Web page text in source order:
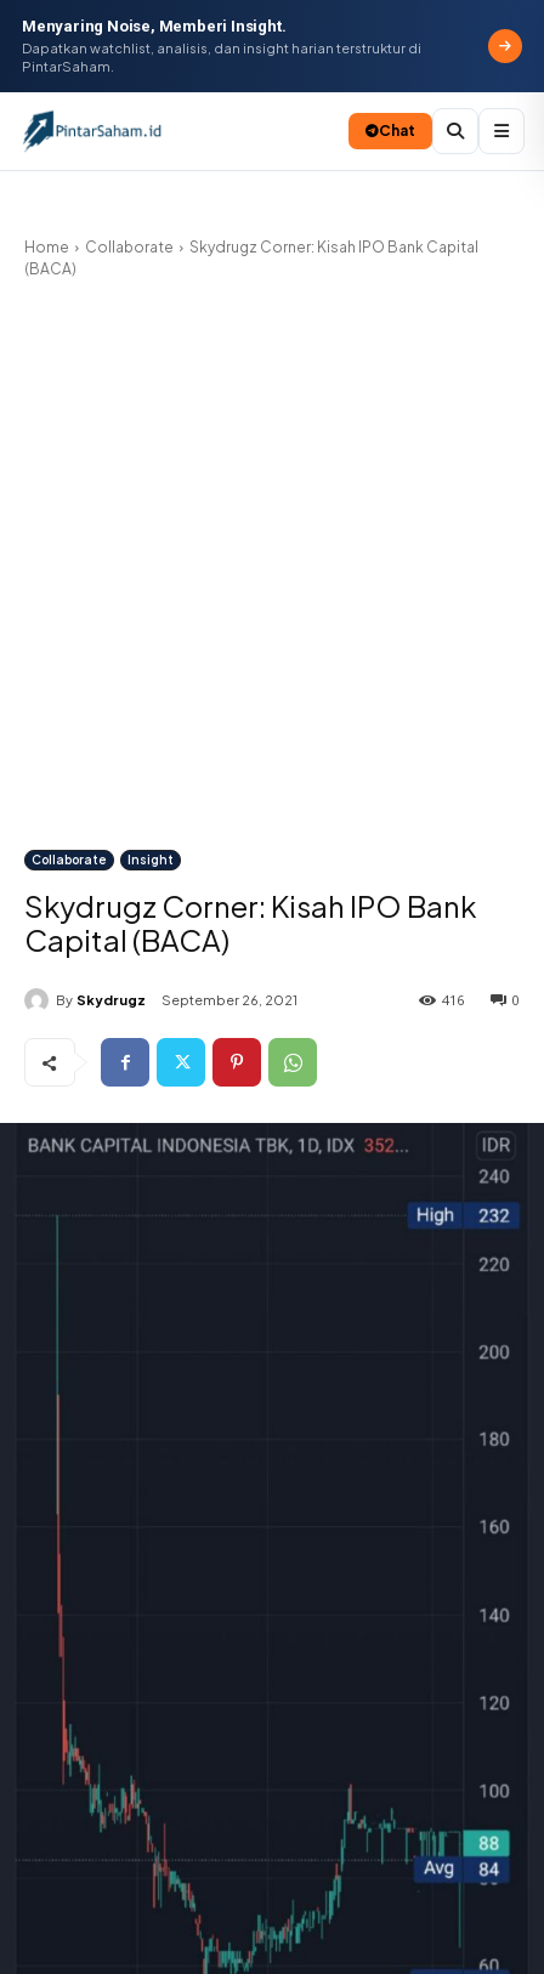
Menyaring Noise, Memberi Insight.
Dapatkan watchlist, analisis, dan insight harian terstruktur di
PintarSaham.
Chat
Home
Collaborate
Skydrugz Corner: Kisah IPO Bank Capital
(BACA)
Collaborate Insight
Skydrugz Corner: Kisah IPO Bank
Capital (BACA)
By Skydrugz September 26, 2021 0
416